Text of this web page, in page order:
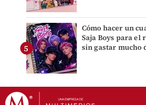
Cómo hacer un
Saja Boys para el
sin gastar mucho